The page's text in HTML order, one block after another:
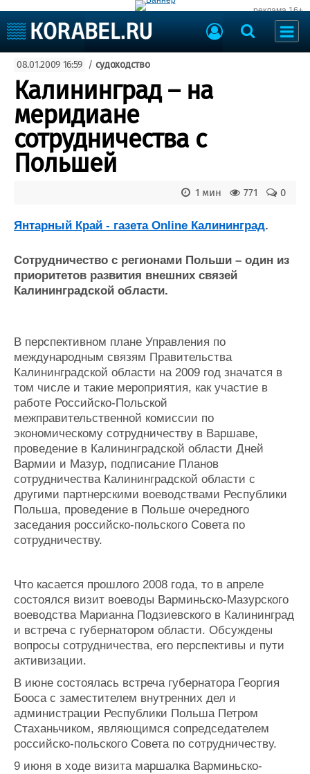
реклама 16+
Судоходство
Судоремонт
События
Порты
Рыболовство
ВМФ
Образование
Яхты и катера
Еще
Пульс
Компании
Репутация
Работа
Реклама
Доска объявлений
Оборудование
Изделия
Материалы
Конференции
Выставки и семинары
Личности
Словарь
Галерея флота
Форум
Отзывы
Все службы
08.01.2009 16:59 / судоходство
Калининград – на
меридиане
сотрудничества с
Польшей
0
771
1 мин
Янтарный Край - газета Online Калининград.
Сотрудничество с регионами Польши – один из
приоритетов развития внешних связей
Калининградской области.
В перспективном плане Управления по
международным связям Правительства
Калининградской области на 2009 год значатся в
том числе и такие мероприятия, как участие в
работе Российско-Польской
межправительственной комиссии по
экономическому сотрудничеству в Варшаве,
проведение в Калининградской области Дней
Вармии и Мазур, подписание Планов
сотрудничества Калининградской области с
другими партнерскими воеводствами Республики
Польша, проведение в Польше очередного
заседания российско-польского Совета по
сотрудничеству.
Что касается прошлого 2008 года, то в апреле
состоялся визит воеводы Варминьско-Мазурского
воеводства Марианна Подзиевского в Калининград
и встреча с губернатором области. Обсуждены
вопросы сотрудничества, его перспективы и пути
активизации.
В июне состоялась встреча губернатора Георгия
Бооса с заместителем внутренних дел и
администрации Республики Польша Петром
Стаханьчиком, являющимся сопредседателем
российско-польского Совета по сотрудничеству.
9 июня в ходе визита маршалка Варминьско-